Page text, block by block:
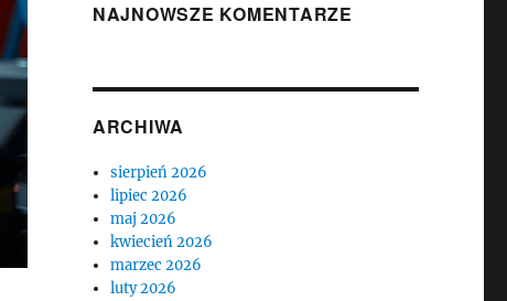
NAJNOWSZE KOMENTARZE
ARCHIWA
sierpień 2026
lipiec 2026
maj 2026
kwiecień 2026
marzec 2026
luty 2026